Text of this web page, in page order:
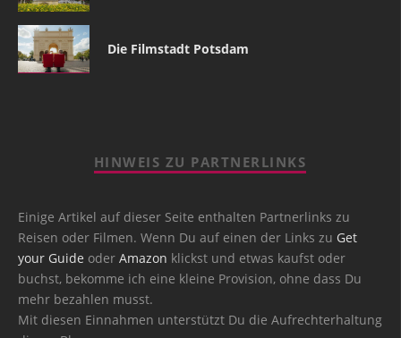
Die Filmstadt Potsdam
HINWEIS ZU PARTNERLINKS
Einige Artikel auf dieser Seite enthalten Partnerlinks zu
Reisen oder Filmen. Wenn Du auf einen der Links zu Get
your Guide oder Amazon klickst und etwas kaufst oder
buchst, bekomme ich eine kleine Provision, ohne dass Du
mehr bezahlen musst.
Mit diesen Einnahmen unterstützt Du die Aufrechterhaltung